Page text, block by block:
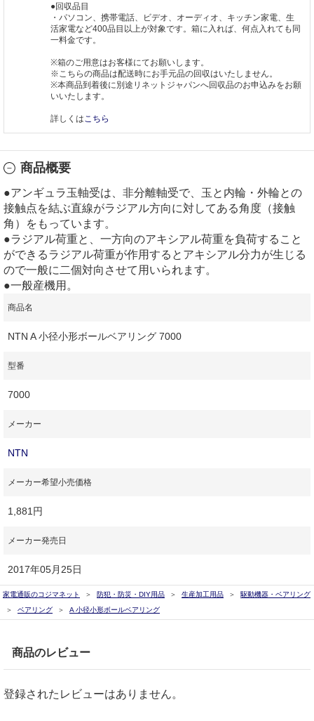
●回収品目
・パソコン、携帯電話、ビデオ、オーディオ、キッチン家電、生
活家電など400品目以上が対象です。箱に入れば、何点入れても同
一料金です。
※箱のご用意はお客様にてお願いします。
※こちらの商品は配送時にお手元品の回収はいたしません。
※本商品到着後に別途リネットジャパンへ回収品のお申込みをお願
いいたします。
詳しくは こちら
商品概要
●アンギュラ玉軸受は、非分離軸受で、玉と内輪・外輪との
接触点を結ぶ直線がラジアル方向に対してある角度（接触
角）をもっています。
●ラジアル荷重と、一方向のアキシアル荷重を負荷すること
ができるラジアル荷重が作用するとアキシアル分力が生じる
ので一般に二個対向させて用いられます。
●一般産機用。
商品名
NTN A 小径小形ボールベアリング 7000
型番
7000
メーカー
NTN
メーカー希望小売価格
1,881円
メーカー発売日
2017年05月25日
家電通販のコジマネット 防犯・防災・DIY用品 生産加工用品
駆動機器・ベアリング
ベアリング
A 小径小形ボールベアリング
商品のレビュー
登録されたレビューはありません。